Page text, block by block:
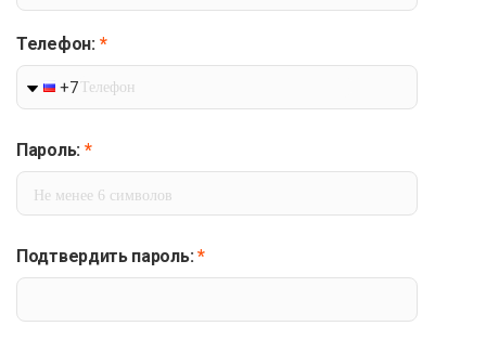
+7
Телефон: *
Пароль: *
Подтвердить пароль: *